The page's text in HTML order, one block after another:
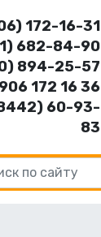
172-16-31
682-84-90
894-25-57
172 16 36
60-93-
83